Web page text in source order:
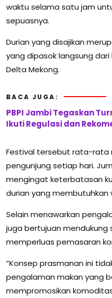
waktu selama satu jam
sepuasnya.
Durian yang disajikan
yang dipasok langsung
Delta Mekong.
BACA JUGA:
PBPI Jambi Tegaskan
Ikuti Regulasi dan
Festival tersebut rata-rata
pengunjung setiap hari.
mengingat keterbatasan
durian yang membutuhkan
Selain menawarkan
juga bertujuan mendukung
memperluas pemasaran
“Konsep prasmanan ini
pengalaman makan yang
mempromosikan